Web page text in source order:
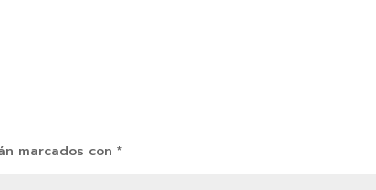
marcados con*